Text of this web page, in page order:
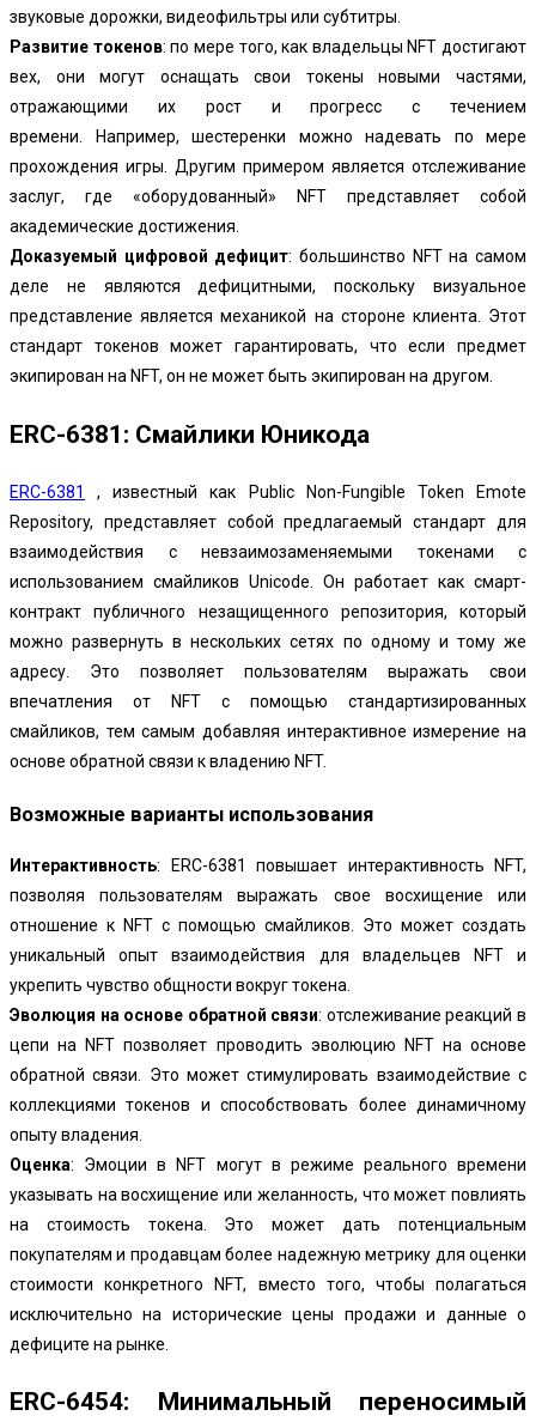
звуковые дорожки, видеофильтры или субтитры.
Развитие токенов: по мере того, как владельцы NFT достигают
вех, они могут оснащать свои токены новыми частями,
отражающими их рост и прогресс с течением
времени. Например, шестеренки можно надевать по мере
прохождения игры. Другим примером является отслеживание
заслуг, где «оборудованный» NFT представляет собой
академические достижения.
Доказуемый цифровой дефицит: большинство NFT на самом
деле не являются дефицитными, поскольку визуальное
представление является механикой на стороне клиента. Этот
стандарт токенов может гарантировать, что если предмет
экипирован на NFT, он не может быть экипирован на другом.
ERC-6381: Смайлики Юникода
ERC-6381
, известный как Public Non-Fungible Token Emote
Repository, представляет собой предлагаемый стандарт для
взаимодействия с невзаимозаменяемыми токенами с
использованием смайликов Unicode. Он работает как смарт-
контракт публичного незащищенного репозитория, который
можно развернуть в нескольких сетях по одному и тому же
адресу. Это позволяет пользователям выражать свои
впечатления от NFT с помощью стандартизированных
смайликов, тем самым добавляя интерактивное измерение на
основе обратной связи к владению NFT.
Возможные варианты использования
Интерактивность: ERC-6381 повышает интерактивность NFT,
позволяя пользователям выражать свое восхищение или
отношение к NFT с помощью смайликов. Это может создать
уникальный опыт взаимодействия для владельцев NFT и
укрепить чувство общности вокруг токена.
Эволюция на основе обратной связи: отслеживание реакций в
цепи на NFT позволяет проводить эволюцию NFT на основе
обратной связи. Это может стимулировать взаимодействие с
коллекциями токенов и способствовать более динамичному
опыту владения.
Оценка: Эмоции в NFT могут в режиме реального времени
указывать на восхищение или желанность, что может повлиять
на стоимость токена. Это может дать потенциальным
покупателям и продавцам более надежную метрику для оценки
стоимости конкретного NFT, вместо того, чтобы полагаться
исключительно на исторические цены продажи и данные о
дефиците на рынке.
ERC-6454: Минимальный переносимый